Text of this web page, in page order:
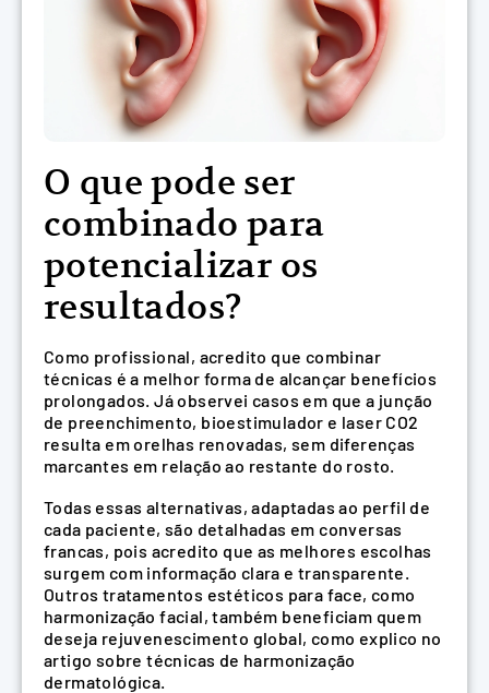
O que pode ser
combinado para
potencializar os
resultados?
Como profissional, acredito que combinar
técnicas é a melhor forma de alcançar benefícios
prolongados. Já observei casos em que a junção
de preenchimento, bioestimulador e laser CO2
resulta em orelhas renovadas, sem diferenças
marcantes em relação ao restante do rosto.
Todas essas alternativas, adaptadas ao perfil de
cada paciente, são detalhadas em conversas
francas, pois acredito que as melhores escolhas
surgem com informação clara e transparente.
Outros tratamentos estéticos para face, como
harmonização facial, também beneficiam quem
deseja rejuvenescimento global, como explico no
artigo sobre técnicas de harmonização
dermatológica.